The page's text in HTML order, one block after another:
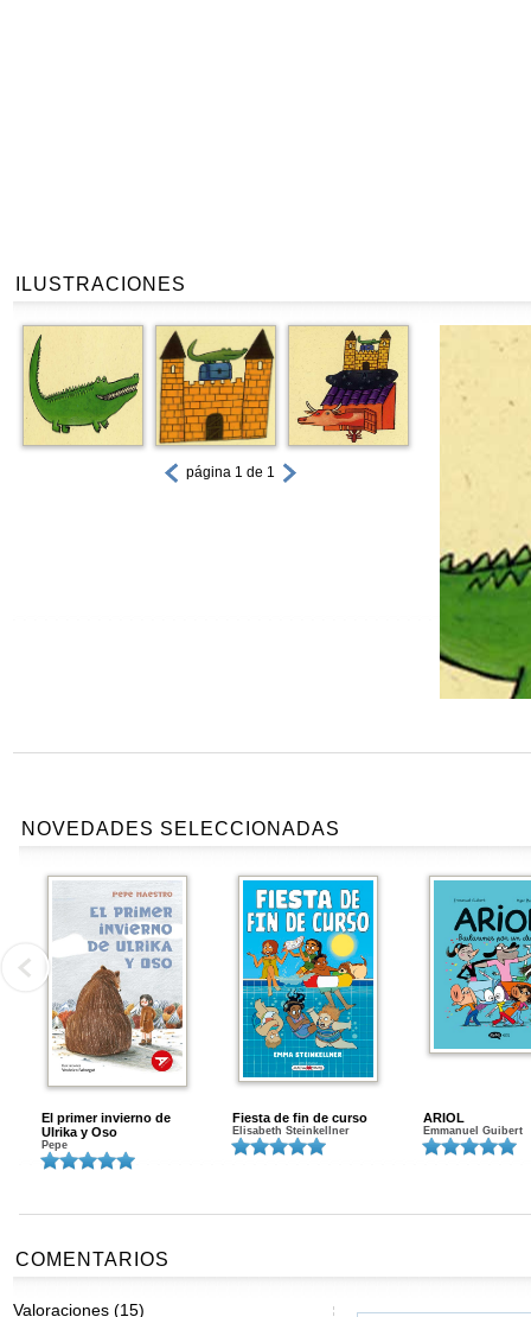
ILUSTRACIONES
página 1 de 1
NOVEDADES SELECCIONADAS
El primer invierno de
Ulrika y Oso
Pepe
Fiesta de fin de curso
Elisabeth Steinkellner
ARIOL
Emmanuel Guibert
COMENTARIOS
Valoraciones (15)